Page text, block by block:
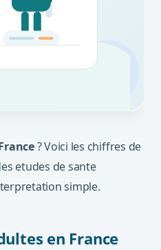
? Voici les chiffres de
etudes de sante
simple.
en France